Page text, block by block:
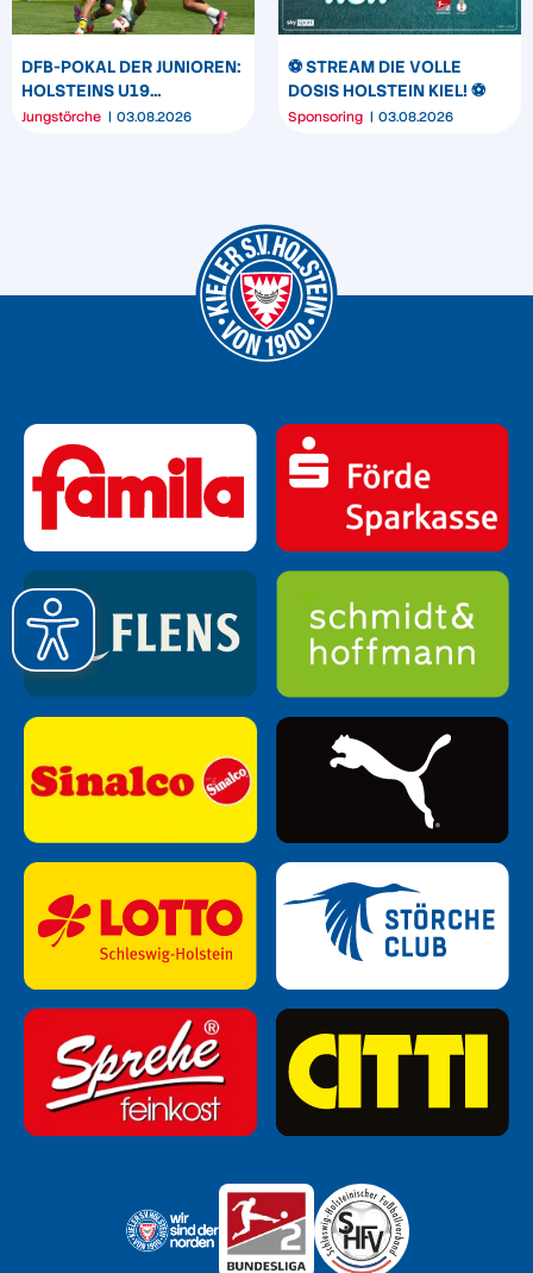
DFB-POKAL DER JUNIOREN:
HOLSTEINS U19
TRIUMPHIERT IN
Jungstörche 03.08.2026
⚽️ STREAM DIE VOLLE
DOSIS HOLSTEIN KIEL! ⚽️
Sponsoring 03.08.2026